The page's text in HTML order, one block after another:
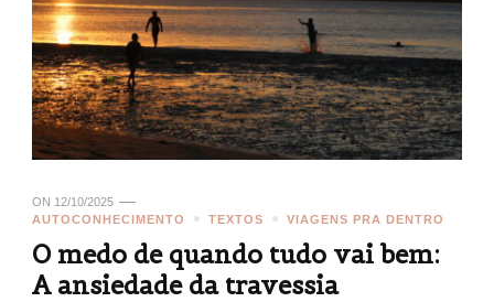
ON 12/10/2025
AUTOCONHECIMENTO
TEXTOS VIAGENS PRA DENTRO
O medo de quando tudo vai bem:
A ansiedade da travessia